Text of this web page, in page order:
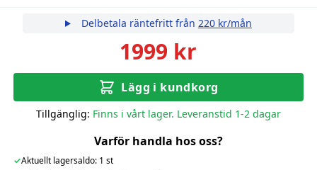
Delbetala räntefritt från 220 kr/mån
1999 kr
Lägg i kundkorg
Tillgänglig: Finns i vårt lager. Leveranstid 1-2 dagar
Varför handla hos oss?
✓Aktuellt lagersaldo: 1 st